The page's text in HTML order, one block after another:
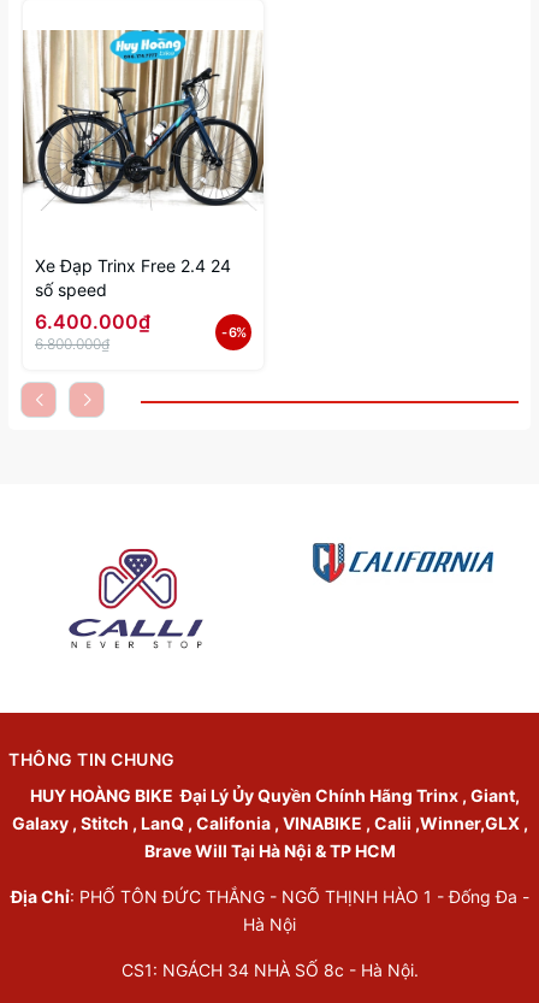
Xe Đạp Trinx Free 2.4 24
số speed
6.400.000₫
6.800.000₫
- 6%
THÔNG TIN CHUNG
HUY HOÀNG BIKE Đại Lý Ủy Quyền Chính Hãng Trinx , Giant,
Galaxy , Stitch , LanQ , Califonia , VINABIKE , Calii ,Winner,GLX ,
Brave Will Tại Hà Nội & TP HCM
Địa Chỉ: PHỐ TÔN ĐỨC THẮNG - NGÕ THỊNH HÀO 1 - Đống Đa -
Hà Nội
CS1: NGÁCH 34 NHÀ SỐ 8c - Hà Nội.